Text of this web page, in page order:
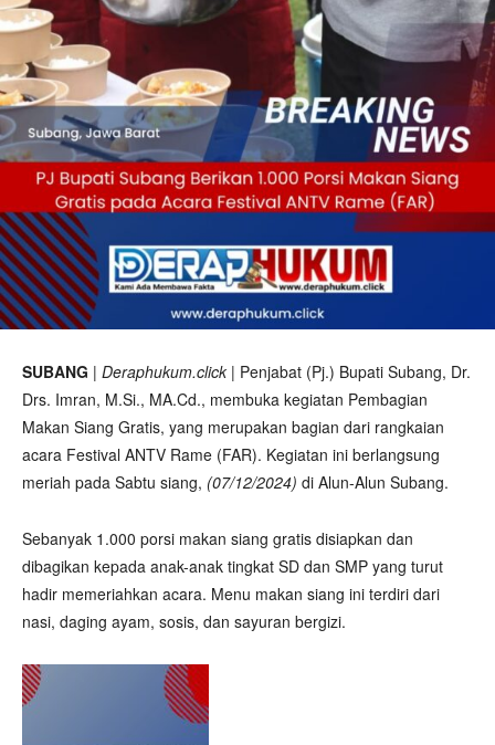
SUBANG | Deraphukum.click | Penjabat (Pj.) Bupati Subang, Dr.
Drs. Imran, M.Si., MA.Cd., membuka kegiatan Pembagian
Makan Siang Gratis, yang merupakan bagian dari rangkaian
acara Festival ANTV Rame (FAR). Kegiatan ini berlangsung
meriah pada Sabtu siang, (07/12/2024) di Alun-Alun Subang.
Sebanyak 1.000 porsi makan siang gratis disiapkan dan
dibagikan kepada anak-anak tingkat SD dan SMP yang turut
hadir memeriahkan acara. Menu makan siang ini terdiri dari
nasi, daging ayam, sosis, dan sayuran bergizi.